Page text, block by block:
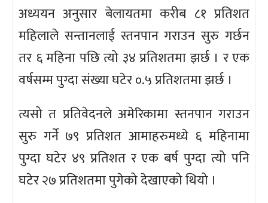
अध्ययन अनुसार बेलायतमा करीब ८१ प्रतिशत
महिलाले सन्तानलाई स्तनपान गराउन सुरु गर्छन
तर ६ महिना पछि त्यो ३४ प्रतिशतमा झर्छ । र एक
वर्षसम्म पुग्दा संख्या घटेर ०.५ प्रतिशतमा झर्छ ।
त्यसो त प्रतिवेदनले अमेरिकामा स्तनपान गराउन
सुरु गर्ने ७९ प्रतिशत आमाहरुमध्ये ६ महिनामा
पुग्दा घटेर ४९ प्रतिशत र एक बर्ष पुग्दा त्यो पनि
घटेर २७ प्रतिशतमा पुगेको देखाएको थियो ।